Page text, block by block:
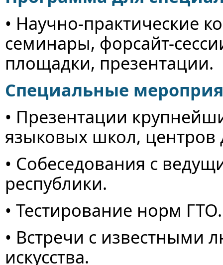
• Научно-практические
семинары, форсайт-
площадки, презентации.
Специальные
• Презентации
языковых школ, центров
• Собеседования с
республики.
• Тестирование норм ГТО.
• Встречи с известными
искусства.